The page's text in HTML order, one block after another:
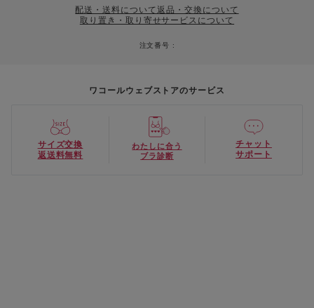
配送・送料について返品・交換について
取り置き・取り寄せサービスについて
注文番号 :
ワコールウェブストアのサービス
サイズ交換
返送料無料
わたしに合う
ブラ診断
チャット
サポート